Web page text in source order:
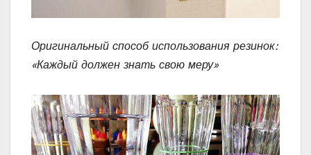
Оригинальный способ использования резинок:
«Каждый должен знать свою меру»